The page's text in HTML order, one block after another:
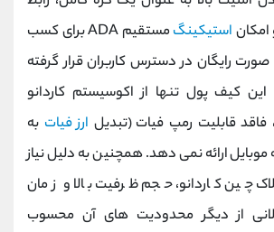
امکان استیکینگ
مستقیم ADA برای کسب
صورت رایگان در دسترس کاربران قرار گرفته
کیف پول تنها از اکوسیستم کاردانو
قابلیت رمپ فیات (تبدیل ارز فیات به
ارائه نمی‌ دهد. همچنین به دلیل نیاز
چین کاردانو، حجم ظرفیت بالا و زمان
از دیگر محدودیت‌ های آن محسوب